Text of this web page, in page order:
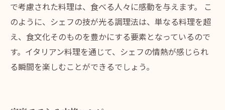
で考慮された料理は、食べる人々に感動を与えます。 こ
のように、シェフの技が光る調理法は、単なる料理を超
え、食文化そのものを豊かにする要素となっているので
す。イタリアン料理を通じて、シェフの情熱が感じられ
る瞬間を楽しむことができるでしょう。